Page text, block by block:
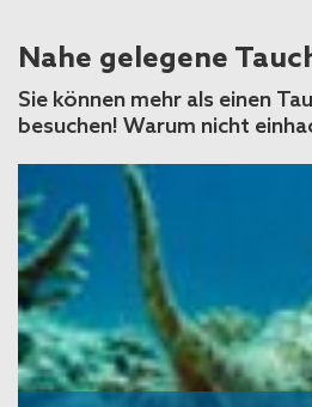
Nahe gelegene
Sie können mehr als einen
besuchen! Warum nicht